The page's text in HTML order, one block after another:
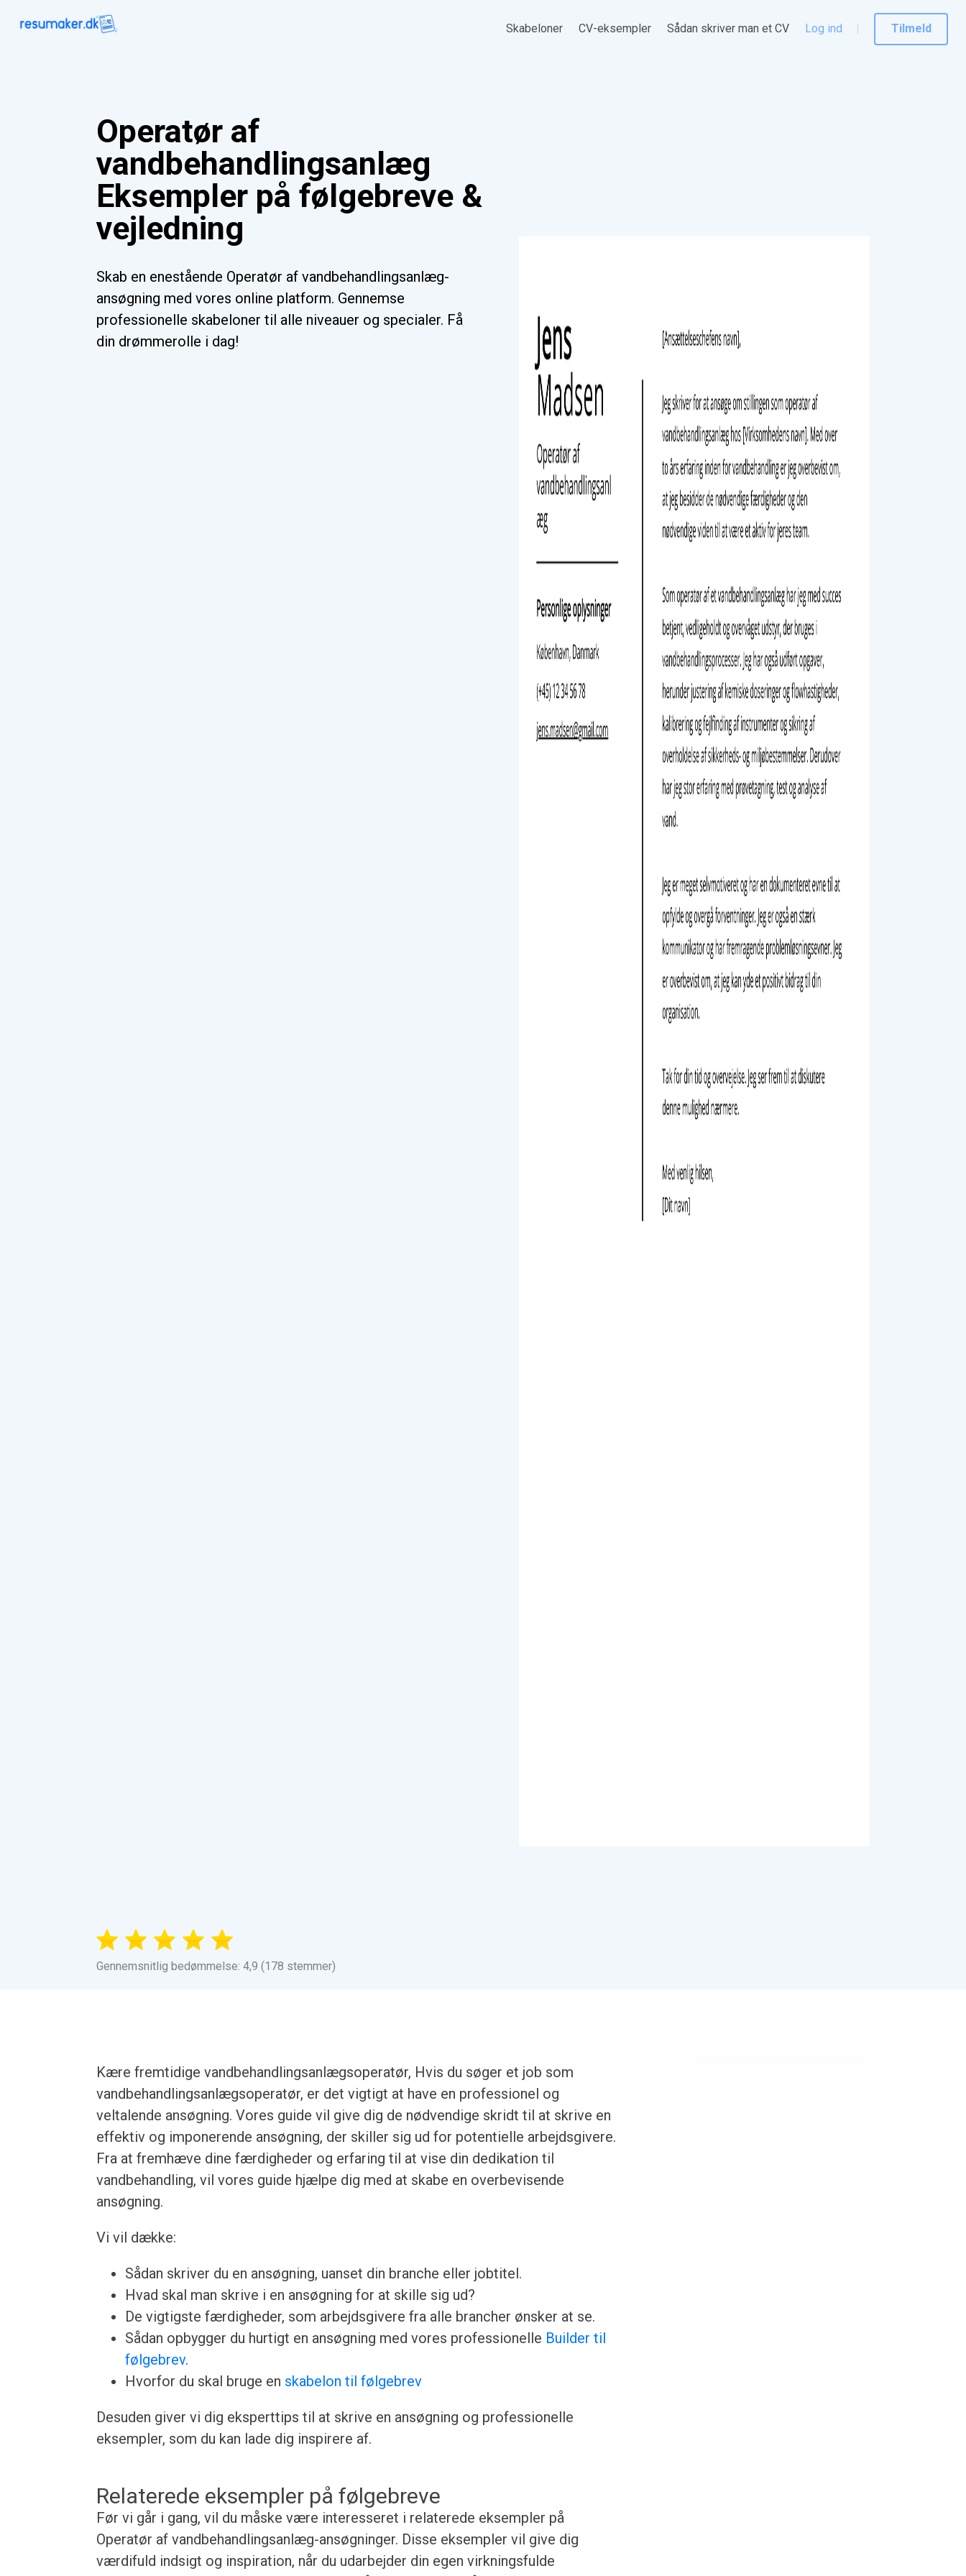
Skabeloner CV-eksempler Sådan skriver man et CV Log ind Tilmeld
Operatør af
vandbehandlingsanlæg
Eksempler på følgebreve &
vejledning
Skab en enestående Operatør af vandbehandlingsanlæg-
ansøgning med vores online platform. Gennemse
professionelle skabeloner til alle niveauer og specialer. Få
din drømmerolle i dag!
Gennemsnitlig bedømmelse: 4,9 (178 stemmer)
Kære fremtidige vandbehandlingsanlægsoperatør, Hvis du søger et job som
vandbehandlingsanlægsoperatør, er det vigtigt at have en professionel og
veltalende ansøgning. Vores guide vil give dig de nødvendige skridt til at skrive en
effektiv og imponerende ansøgning, der skiller sig ud for potentielle arbejdsgivere.
Fra at fremhæve dine færdigheder og erfaring til at vise din dedikation til
vandbehandling, vil vores guide hjælpe dig med at skabe en overbevisende
ansøgning.
Vi vil dække:
Sådan skriver du en ansøgning, uanset din branche eller jobtitel.
Hvad skal man skrive i en ansøgning for at skille sig ud?
De vigtigste færdigheder, som arbejdsgivere fra alle brancher ønsker at se.
Sådan opbygger du hurtigt en ansøgning med vores professionelle Builder til
følgebrev.
Hvorfor du skal bruge en skabelon til følgebrev
Desuden giver vi dig eksperttips til at skrive en ansøgning og professionelle
eksempler, som du kan lade dig inspirere af.
Relaterede eksempler på følgebreve
Før vi går i gang, vil du måske være interesseret i relaterede eksempler på
Operatør af vandbehandlingsanlæg-ansøgninger. Disse eksempler vil give dig
værdifuld indsigt og inspiration, når du udarbejder din egen virkningsfulde